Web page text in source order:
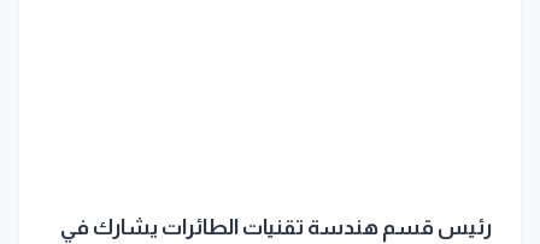
رئيس قسم هندسة تقنيات الطائرات يشارك في